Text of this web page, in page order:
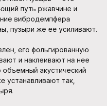
путь ржавчине и
вибродемпфера
пузыри же ее усиливают.
его фольгированную
и наклеивают на нее
акустический
устанавливают так,